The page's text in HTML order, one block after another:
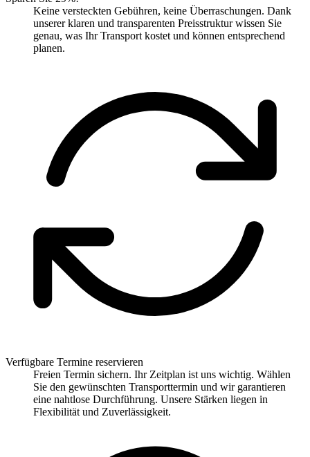
Keine versteckten Gebühren, keine Überraschungen. Dank
unserer klaren und transparenten Preisstruktur wissen Sie
genau, was Ihr Transport kostet und können entsprechend
planen.
Verfügbare Termine reservieren
Freien Termin sichern. Ihr Zeitplan ist uns wichtig. Wählen
Sie den gewünschten Transporttermin und wir garantieren
eine nahtlose Durchführung. Unsere Stärken liegen in
Flexibilität und Zuverlässigkeit.